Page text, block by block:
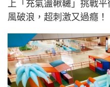
上「充氣盪鞦韆」挑戰
風破浪，超刺激又過癮！